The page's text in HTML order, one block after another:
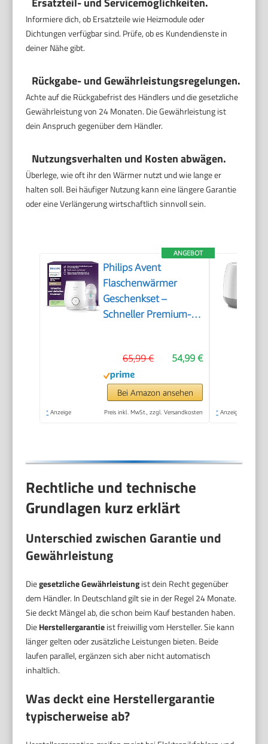
Informiere dich, ob Ersatzteile wie Heizmodule oder
Dichtungen verfügbar sind. Prüfe, ob es Kundendienste in
deiner Nähe gibt.
Rückgabe- und Gewährleistungsregelungen.
Achte auf die Rückgabefrist des Händlers und die gesetzliche
Gewährleistung von 24 Monaten. Die Gewährleistung ist
dein Anspruch gegenüber dem Händler.
Nutzungsverhalten und Kosten abwägen.
Überlege, wie oft ihr den Wärmer nutzt und wie lange er
halten soll. Bei häufiger Nutzung kann eine längere Garantie
oder eine Verlängerung wirtschaftlich sinnvoll sein.
ANGEBOT
Philips Avent
Flaschenwärmer
Geschenkset –
Schneller Premium-
Babyflasche,
intelligente
Temperaturregelung,
automatische
54,99 €
65,99 €
Bei Amazon ansehen
* Anzeige Preis inkl. MwSt., zzgl. Versandkosten * Anzeige
Rechtliche und technische
Grundlagen kurz erklärt
Unterschied zwischen Garantie und
Gewährleistung
Diegesetzliche Gewährleistungist dein Recht gegenüber
dem Händler. In Deutschland gilt sie in der Regel 24 Monate.
Sie deckt Mängel ab, die schon beim Kauf bestanden haben.
DieHerstellergarantieist freiwillig vom Hersteller. Sie kann
länger gelten oder zusätzliche Leistungen bieten. Beide
laufen parallel, ergänzen sich aber nicht automatisch
inhaltlich.
Was deckt eine Herstellergarantie
typischerweise ab?